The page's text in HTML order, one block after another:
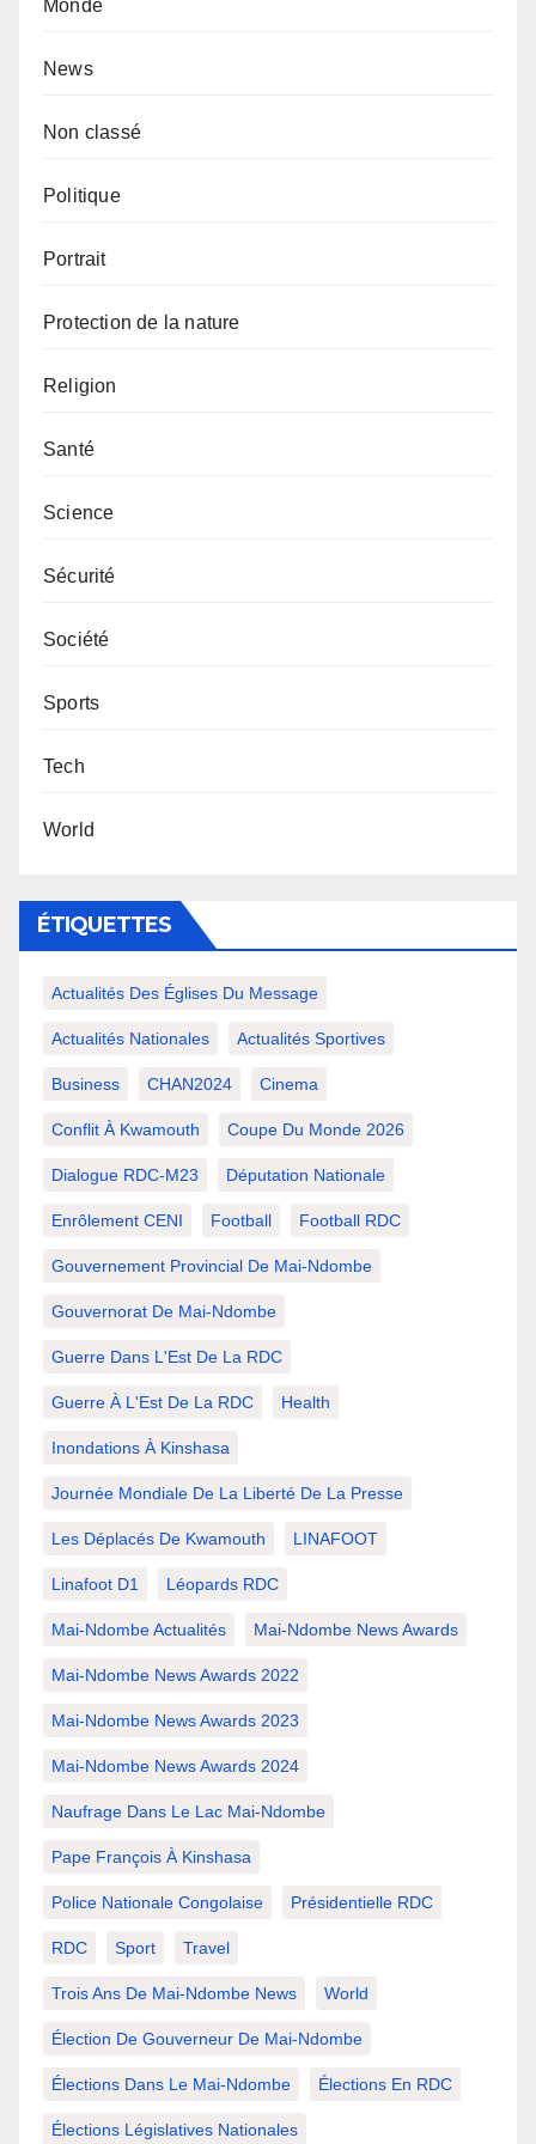
Monde
News
Non classé
Politique
Portrait
Protection de la nature
Religion
Santé
Science
Sécurité
Société
Sports
Tech
World
ÉTIQUETTES
Actualités Des Églises Du Message
Actualités Nationales Actualités Sportives
Business CHAN2024 Cinema
Conflit À Kwamouth Coupe Du Monde 2026
Dialogue RDC-M23 Députation Nationale
Enrôlement CENI Football Football RDC
Gouvernement Provincial De Mai-Ndombe
Gouvernorat De Mai-Ndombe
Guerre Dans L'Est De La RDC
Guerre À L'Est De La RDC Health
Inondations À Kinshasa
Journée Mondiale De La Liberté De La Presse
Les Déplacés De Kwamouth LINAFOOT
Linafoot D1 Léopards RDC
Mai-Ndombe Actualités Mai-Ndombe News Awards
Mai-Ndombe News Awards 2022
Mai-Ndombe News Awards 2023
Mai-Ndombe News Awards 2024
Naufrage Dans Le Lac Mai-Ndombe
Pape François À Kinshasa
Police Nationale Congolaise Présidentielle RDC
RDC Sport Travel
Trois Ans De Mai-Ndombe News World
Élection De Gouverneur De Mai-Ndombe
Élections Dans Le Mai-Ndombe Élections En RDC
Élections Législatives Nationales